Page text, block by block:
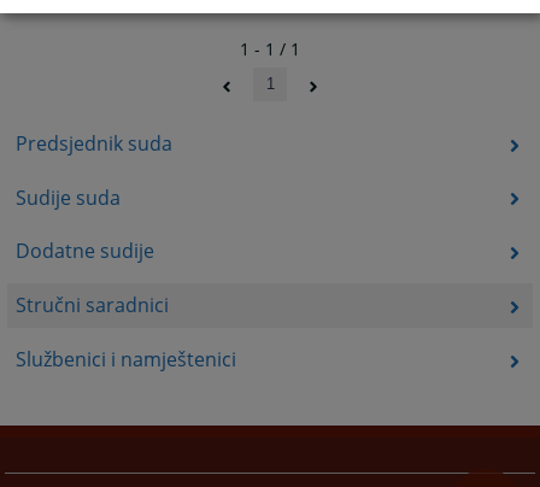
Predsjednik suda
Sudije suda
Dodatne sudije
Stručni saradnici
Službenici i namještenici
1 - 1 / 1
1